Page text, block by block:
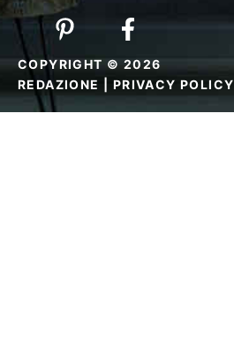
COPYRIGHT © 2026
REDAZIONE
PRIVACY POLICY